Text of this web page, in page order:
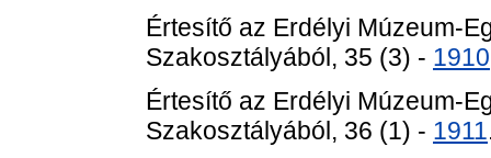
Értesítő az Erdélyi Múzeum-
Szakosztályából, 35 (3) - 1910
Értesítő az Erdélyi Múzeum-
Szakosztályából, 36 (1) - 1911